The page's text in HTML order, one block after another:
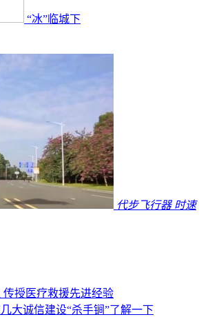
“冰”临城下
代步飞行器 时速
传授医疗救援先进经验
大诚信建设“杀手锏”了解一下